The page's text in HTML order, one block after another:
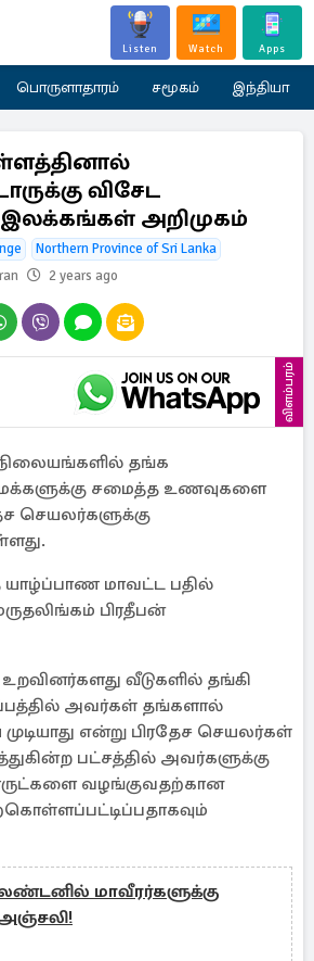
Listen Watch Apps
பொருளாதாரம் சமூகம் இந்தியா
விசேட
அறிமுகம்
Northern Province of Sri Lanka
2 years ago
விளம்பரம்
நிலையங்களில் தங்க
சமைத்த உணவுகளை
செயலர்களுக்கு
யாழ்ப்பாண மாவட்ட பதில்
பிரதீபன்
வீடுகளில் தங்கி
அவர்கள் தங்களால்
என்று பிரதேச செயலர்கள்
பட்சத்தில் அவர்களுக்கு
வழங்குவதற்கான
மாவீரர்களுக்கு